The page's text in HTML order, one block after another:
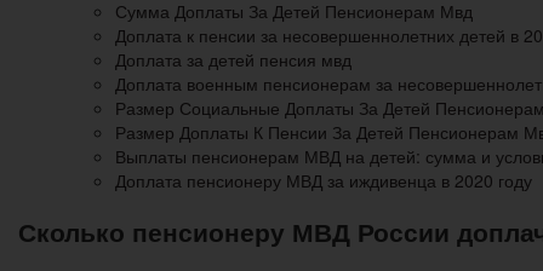
Сумма Доплаты За Детей Пенсионерам Мвд
Доплата к пенсии за несовершеннолетних детей в
Доплата за детей пенсия мвд
Доплата военным пенсионерам за
Размер Социальные Доплаты За Детей
Размер Доплаты К Пенсии За Детей Пенсионерам
Выплаты пенсионерам МВД на детей: сумма и
Доплата пенсионеру МВД за иждивенца в 2020 году
Сколько пенсионеру МВД России